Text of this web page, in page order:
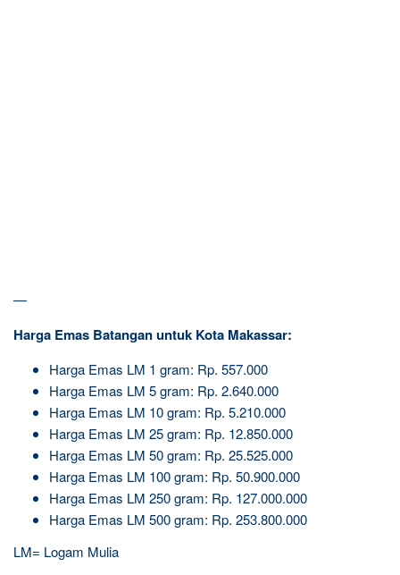
—
Harga Emas Batangan untuk Kota Makassar:
Harga Emas LM 1 gram: Rp. 557.000
Harga Emas LM 5 gram: Rp. 2.640.000
Harga Emas LM 10 gram: Rp. 5.210.000
Harga Emas LM 25 gram: Rp. 12.850.000
Harga Emas LM 50 gram: Rp. 25.525.000
Harga Emas LM 100 gram: Rp. 50.900.000
Harga Emas LM 250 gram: Rp. 127.000.000
Harga Emas LM 500 gram: Rp. 253.800.000
LM= Logam Mulia